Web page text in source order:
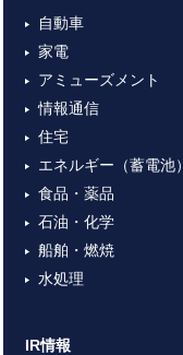
自動車
家電
アミューズメント
情報通信
住宅
エネルギー（蓄電池）
食品・薬品
石油・化学
船舶・燃焼
水処理
IR情報